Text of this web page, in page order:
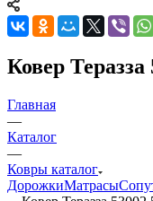
Ковер Теразза
Главная
—
Каталог
—
Ковры каталог
ДорожкиМатрасы